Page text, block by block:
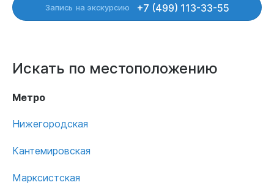
Запись на экскурсию +7 (499) 113-33-55
Искать по местоположению
Метро
Нижегородская
Кантемировская
Марксистская